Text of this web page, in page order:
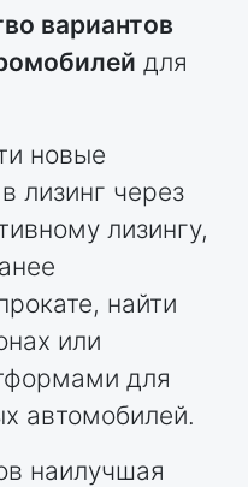
вариантов
для
новые
лизинг через
лизингу,
найти
или
для
автомобилей.
наилучшая